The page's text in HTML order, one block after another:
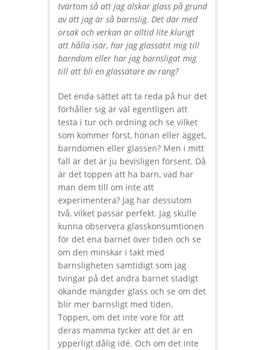
tvärtom så att jag älskar glass på grund
av att jag är så barnslig. Det där med
orsak och verkan är alltid lite klurigt
att hålla isär, har jag glassätit mig till
barndom eller har jag barnsligat mig
till att bli en glassätare av rang?
Det enda sättet att ta reda på hur det
förhåller sig är väl egentligen att
testa i tur och ordning och se vilket
som kommer först, hönan eller ägget,
barndomen eller glassen? Men i mitt
fall är det är ju bevisligen försent. Då
är det toppen att ha barn, vad har
man dem till om inte att
experimentera? Jag har dessutom
två, vilket passar perfekt. Jag skulle
kunna observera glasskonsumtionen
för det ena barnet över tiden och se
om den minskar i takt med
barnsligheten samtidigt som jag
tvingar på det andra barnet stadigt
ökande mängder glass och se om det
blir mer barnsligt med tiden.
Toppen, om det inte vore för att
deras mamma tycker att det är en
ypperligt dålig idé. Och om det inte